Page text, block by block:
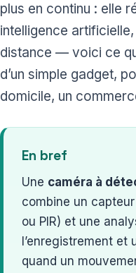
plus en continu : elle
intelligence
distance — voici ce
d’un simple gadget,
domicile, un
En bref
Une caméra à
combine un
ou PIR) et une
l’enregistrement
quand un